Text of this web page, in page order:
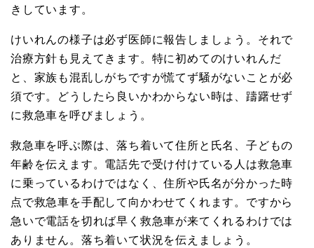
きしています。
けいれんの様子は必ず医師に報告しましょう。それで
治療方針も見えてきます。特に初めてのけいれんだ
と、家族も混乱しがちですが慌てず騒がないことが必
須です。どうしたら良いかわからない時は、躊躇せず
に救急車を呼びましょう。
救急車を呼ぶ際は、落ち着いて住所と氏名、子どもの
年齢を伝えます。電話先で受け付けている人は救急車
に乗っているわけではなく、住所や氏名が分かった時
点で救急車を手配して向かわせてくれます。ですから
急いで電話を切れば早く救急車が来てくれるわけでは
ありません。落ち着いて状況を伝えましょう。